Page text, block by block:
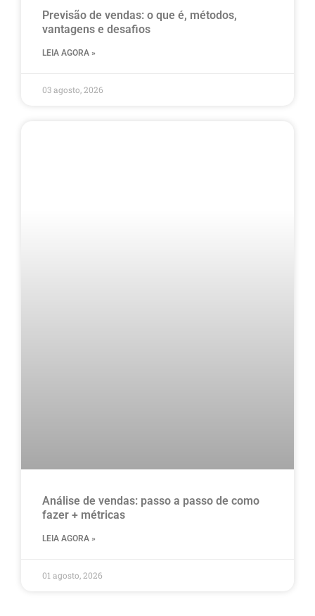
Previsão de vendas: o que é, métodos,
vantagens e desafios
LEIA AGORA »
03 agosto, 2026
Análise de vendas: passo a passo de como
fazer + métricas
LEIA AGORA »
01 agosto, 2026